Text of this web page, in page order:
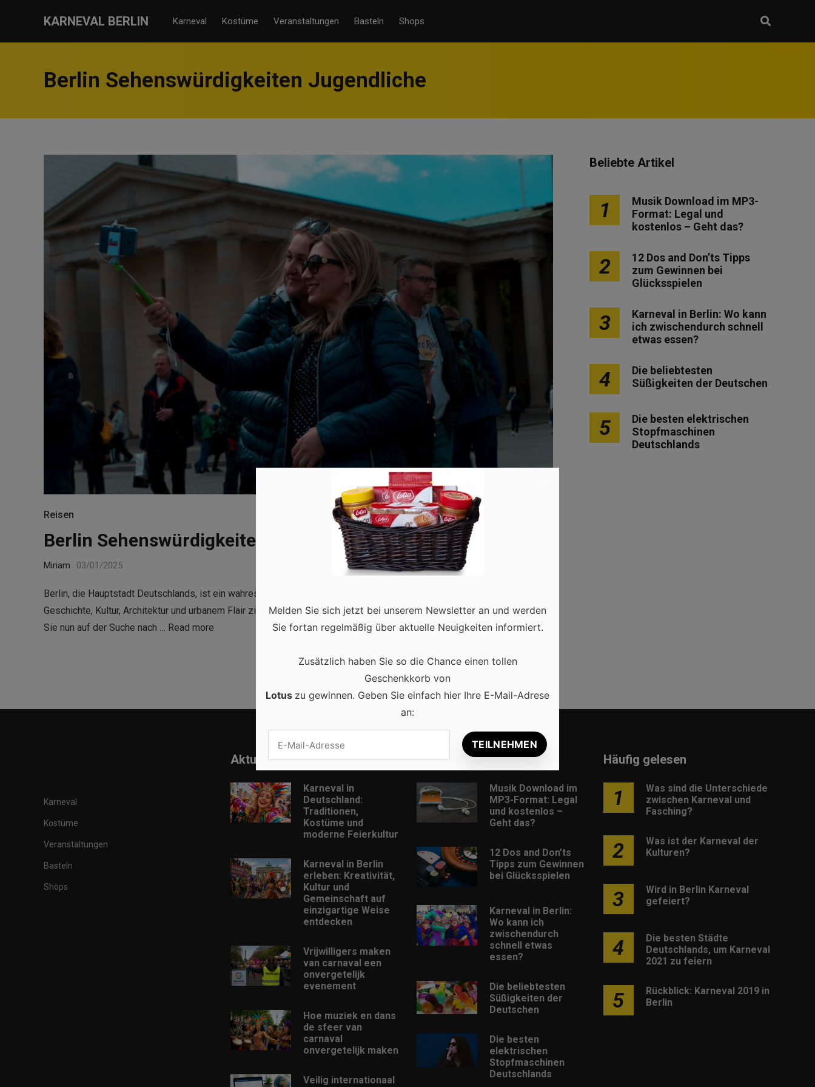
KARNEVAL BERLIN Karneval Kostüme Veranstaltungen Basteln Shops
Berlin Sehenswürdigkeiten Jugendliche
Reisen
Berlin Sehenswürdigkeiten – Liste mit den Top Orten
Miriam 03/01/2025
Berlin, die Hauptstadt Deutschlands, ist ein wahres Paradies für Entdecker. Mit einer faszinierenden Mischung aus
Geschichte, Kultur, Architektur und urbanem Flair zieht die Stadt jedes Jahr Millionen von Besuchern aus aller Welt an. Ob
Sie nun auf der Suche nach … Read more
Beliebte Artikel
1
Musik Download im MP3-
Format: Legal und
kostenlos – Geht das?
2
12 Dos and Don’ts Tipps
zum Gewinnen bei
Glücksspielen
3
Karneval in Berlin: Wo kann
ich zwischendurch schnell
etwas essen?
4
Die beliebtesten
Süßigkeiten der Deutschen
5
Die besten elektrischen
Stopfmaschinen
Deutschlands
Karneval
Kostüme
Veranstaltungen
Basteln
Shops
Aktuell
Karneval in
Deutschland:
Traditionen,
Kostüme und
moderne Feierkultur
Karneval in Berlin
erleben: Kreativität,
Kultur und
Gemeinschaft auf
einzigartige Weise
entdecken
Vrijwilligers maken
van carnaval een
onvergetelijk
evenement
Hoe muziek en dans
de sfeer van
carnaval
onvergetelijk maken
Veilig internationaal
Beliebt
Musik Download im
MP3-Format: Legal
und kostenlos –
Geht das?
12 Dos and Don’ts
Tipps zum Gewinnen
bei Glücksspielen
Karneval in Berlin:
Wo kann ich
zwischendurch
schnell etwas
essen?
Die beliebtesten
Süßigkeiten der
Deutschen
Die besten
elektrischen
Stopfmaschinen
Deutschlands
Häufig gelesen
1
Was sind die Unterschiede
zwischen Karneval und
Fasching?
2
Was ist der Karneval der
Kulturen?
3
Wird in Berlin Karneval
gefeiert?
4
Die besten Städte
Deutschlands, um Karneval
2021 zu feiern
5
Rückblick: Karneval 2019 in
Berlin
Melden Sie sich jetzt bei unserem Newsletter an und werden
Sie fortan regelmäßig über aktuelle Neuigkeiten informiert.
Zusätzlich haben Sie so die Chance einen tollen
Geschenkkorb von
Lotus zu gewinnen. Geben Sie einfach hier Ihre E-Mail-Adrese
an: